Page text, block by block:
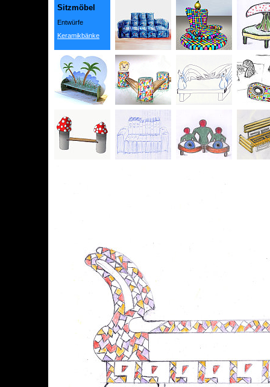
Sitzmöbel
Entwürfe
Keramikbänke